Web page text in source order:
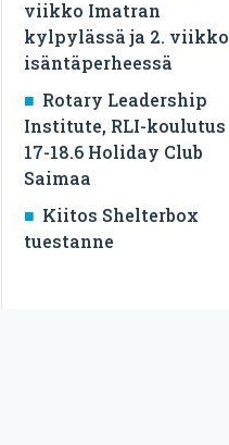
viikko Imatran
kylpylässä ja 2. viikko
isäntäperheessä
Rotary Leadership
Institute, RLI-koulutus
17-18.6 Holiday Club
Saimaa
Kiitos Shelterbox
tuestanne